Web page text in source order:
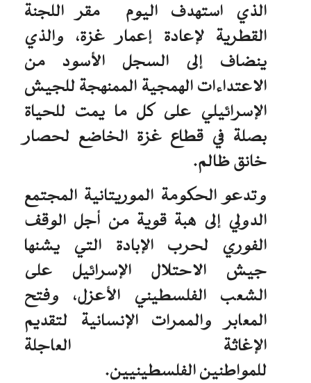
الذي استهدف اليوم مقر اللجنة
القطرية لإعادة إعمار غزة، والذي
ينضاف إلى السجل الأسود من
الاعتداءات الهمجية الممنهجة للجيش
الإسرائيلي على كل ما يمت للحياة
بصلة في قطاع غزة الخاضع لحصار
خانق ظالم.
وتدعو الحكومة الموريتانية المجتمع
الدولي إلى هبة قوية من أجل الوقف
الفوري لحرب الإبادة التي يشنها
جيش الاحتلال الإسرائيل على
الشعب الفلسطيني الأعزل، وفتح
المعابر والممرات الإنسانية لتقديم
الإغاثة العاجلة
للمواطنين الفلسطينيين.